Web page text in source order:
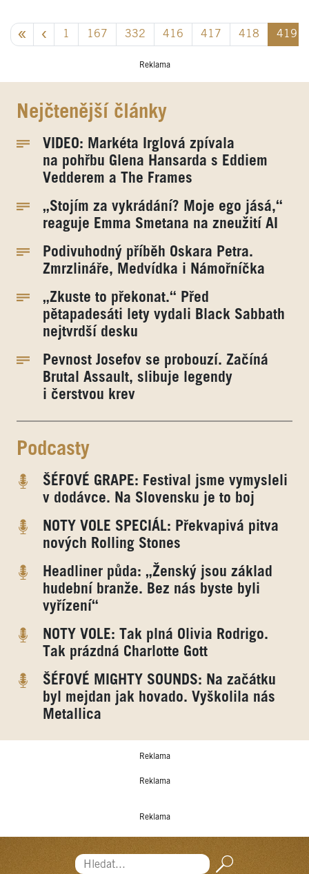
1 167 332 416 417 418 419
Reklama
Nejčtenější články
VIDEO: Markéta Irglová zpívala
na pohřbu Glena Hansarda s Eddiem
Vedderem a The Frames
„Stojím za vykrádání? Moje ego jásá,“
reaguje Emma Smetana na zneužití AI
Podivuhodný příběh Oskara Petra.
Zmrzlináře, Medvídka i Námořníčka
„Zkuste to překonat.“ Před
pětapadesáti lety vydali Black Sabbath
nejtvrdší desku
Pevnost Josefov se probouzí. Začíná
Brutal Assault, slibuje legendy
i čerstvou krev
Podcasty
ŠÉFOVÉ GRAPE: Festival jsme vymysleli
v dodávce. Na Slovensku je to boj
NOTY VOLE SPECIÁL: Překvapivá pitva
nových Rolling Stones
Headliner půda: „Ženský jsou základ
hudební branže. Bez nás byste byli
vyřízení“
NOTY VOLE: Tak plná Olivia Rodrigo.
Tak prázdná Charlotte Gott
ŠÉFOVÉ MIGHTY SOUNDS: Na začátku
byl mejdan jak hovado. Vyškolila nás
Metallica
Reklama
Reklama
Reklama
Hledat...